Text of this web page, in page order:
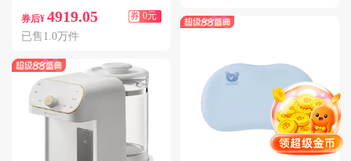
券后¥ 4919.05 券 0元
已售1.0万件